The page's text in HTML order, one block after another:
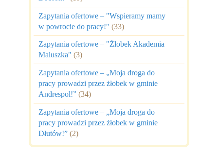
Zapytania ofertowe – "Wspieramy mamy
w powrocie do pracy!" (33)
Zapytania ofertowe – "Żłobek Akademia
Maluszka" (3)
Zapytania ofertowe – „Moja droga do
pracy prowadzi przez żłobek w gminie
Andrespol!” (34)
Zapytania ofertowe – „Moja droga do
pracy prowadzi przez żłobek w gminie
Dłutów!” (2)